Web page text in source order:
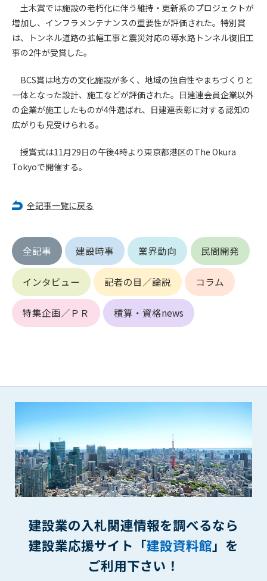
土木賞では施設の老朽化に伴う維持・更新系のプロジェクトが
増加し、インフラメンテナンスの重要性が評価された。特別賞
は、トンネル道路の拡幅工事と震災対応の導水路トンネル復旧工
事の2件が受賞した。
BCS賞は地方の文化施設が多く、地域の独自性やまちづくりと
一体となった設計、施工などが評価された。日建連会員企業以外
の企業が施工したものが4件選ばれ、日建連表彰に対する認知の
広がりも見受けられる。
授賞式は11月29日の午後4時より東京都港区のThe Okura
Tokyoで開催する。
全記事一覧に戻る
全記事 建設時事 業界動向 民間開発
インタビュー 記者の目／論説 コラム
特集企画／ＰＲ 積算・資格news
建設業の入札関連情報を調べるなら
建設業応援サイト「建設資料館」を
ご利用下さい！
(2) 本規約に違反した場合/li>
(3) 会員申し込みの際、申告事項に虚偽があった場合
(4) 会員申込者が管理者所定の手続き通りに会員申込手続き処
理を行わなかった場合
2. 管理者は承認後であっても承認した会員が前項の何れかに該
当することが判明した場合、会員資格を取り消すことがあり
ます。
第5条（IDおよびパスワードの管理）
用および管理について責任を負うものとします。
2. 会員は、自己のIDおよびパスワードを、貸与、譲渡、売買、
ん。
3. 会員は、IDおよびパスワードの管理不十分、使用上の過誤、
を負うものとし、管理者は一切責任を負いません。
第6条（会員の禁止事項）
1. 会員は建設資料館WEB上で以下の行為をしないものとしま
す。
(1) 第三者または管理者の著作権、その他知的所有権を侵害す
る行為
(5) 第三者に不利益を与える行為
(6) 管理者が承認していない営利を目的とした行為
(7) 公序良俗に反する行為
(8) 犯罪的行為に結びつく行為
(9) その他、法律に反する行為
(10) 建設資料館から知り得た情報及びダウンロードした情報
を、営利を目的として第三者に転売し、または転売のため
に第三者に提供すること
管理者は、会員が登録した内容が以下に該当する、またはその
恐れのあるものは、会員の承諾なく削除できるものとします。
(1) 登録されている情報が、第6条の定める禁止事項に該当する
と管理者が、判断した場合